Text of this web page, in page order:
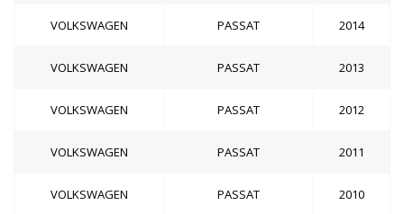
VOLKSWAGEN PASSAT 2014
VOLKSWAGEN PASSAT 2013
VOLKSWAGEN PASSAT 2012
VOLKSWAGEN PASSAT 2011
VOLKSWAGEN PASSAT 2010